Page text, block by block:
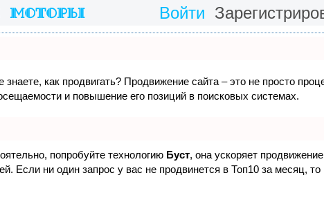
Войти
как продвигать? Продвижение сайта – это не просто
и повышение его позиций в поисковых системах.
попробуйте технологию Буст, она ускоряет
Если ни один запрос у вас не продвинется в Топ10 за месяц,